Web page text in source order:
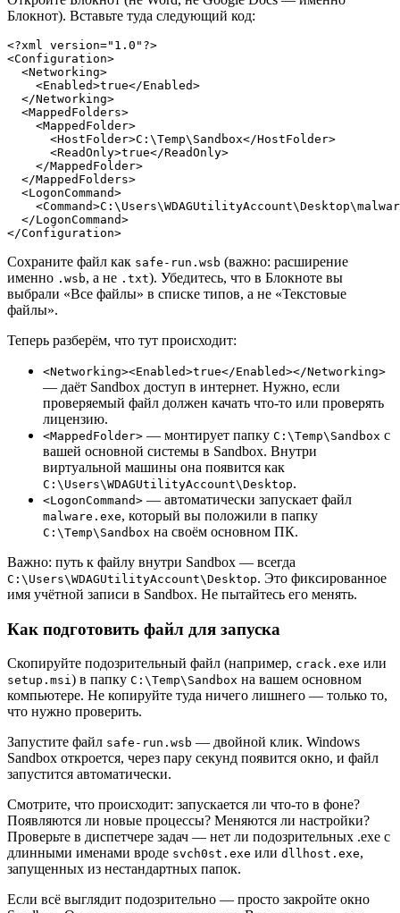
Блокнот). Вставьте туда следующий код:
<?xml version="1.0"?>
<Configuration>
  <Networking>
    <Enabled>true</Enabled>
  </Networking>
  <MappedFolders>
    <MappedFolder>
      <HostFolder>C:\Temp\Sandbox</HostFolder>
      <ReadOnly>true</ReadOnly>
    </MappedFolder>
  </MappedFolders>
  <LogonCommand>
  </LogonCommand>
</Configuration>
Сохраните файл как safe-run.wsb (важно: расширение
именно .wsb, а не .txt). Убедитесь, что в Блокноте вы
выбрали «Все файлы» в списке типов, а не «Текстовые
файлы».
Теперь разберём, что тут происходит:
<Networking><Enabled>true</Enabled></Networking>
— даёт Sandbox доступ в интернет. Нужно, если
проверяемый файл должен качать что-то или проверять
лицензию.
<MappedFolder> — монтирует папку C:\Temp\Sandbox с
вашей основной системы в Sandbox. Внутри
виртуальной машины она появится как
C:\Users\WDAGUtilityAccount\Desktop.
<LogonCommand> — автоматически запускает файл
malware.exe, который вы положили в папку
C:\Temp\Sandbox на своём основном ПК.
Важно: путь к файлу внутри Sandbox — всегда
C:\Users\WDAGUtilityAccount\Desktop. Это фиксированное
имя учётной записи в Sandbox. Не пытайтесь его менять.
Как подготовить файл для запуска
Скопируйте подозрительный файл (например, crack.exe или
setup.msi) в папку C:\Temp\Sandbox на вашем основном
компьютере. Не копируйте туда ничего лишнего — только то,
что нужно проверить.
Запустите файл safe-run.wsb — двойной клик. Windows
Sandbox откроется, через пару секунд появится окно, и файл
запустится автоматически.
Смотрите, что происходит: запускается ли что-то в фоне?
Появляются ли новые процессы? Меняются ли настройки?
Проверьте в диспетчере задач — нет ли подозрительных .exe с
длинными именами вроде svch0st.exe или dllhost.exe,
запущенных из нестандартных папок.
Если всё выглядит подозрительно — просто закройте окно